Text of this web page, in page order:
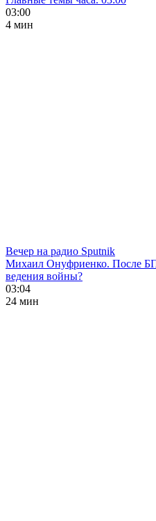
03:00
4 мин
Вечер на радио Sputnik
Михаил Онуфриенко. После
ведения войны?
03:04
24 мин